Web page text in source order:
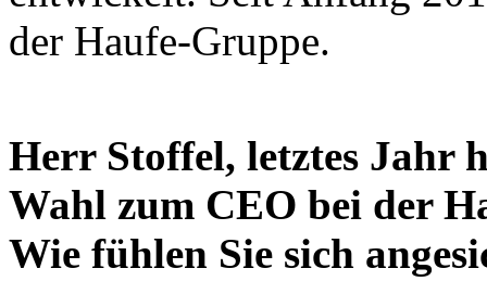
der Haufe-Gruppe.
Herr Stoffel, letztes Jahr
Wahl zum CEO bei der
Wie fühlen Sie sich